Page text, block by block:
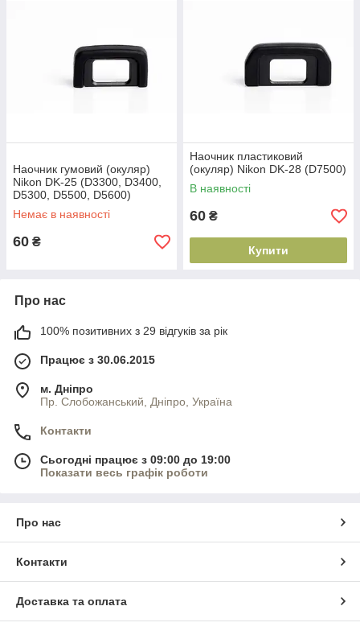
Наочник гумовий (окуляр)
Nikon DK-25 (D3300, D3400,
D5300, D5500, D5600)
Немає в наявності
60 ₴
Наочник пластиковий
(окуляр) Nikon DK-28 (D7500)
В наявності
60 ₴
Купити
Про нас
100% позитивних з 29 відгуків за рік
Працює з 30.06.2015
м. Дніпро
Пр. Слобожанський, Дніпро, Україна
Контакти
Сьогодні працює з 09:00 до 19:00
Показати весь графік роботи
Про нас
Контакти
Доставка та оплата